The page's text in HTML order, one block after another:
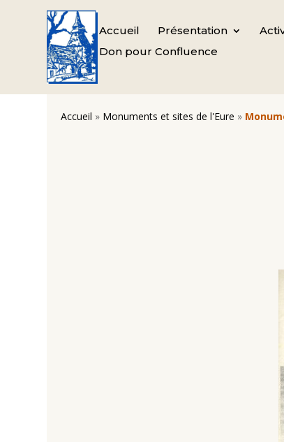
Accueil Présentation
Don pour Confluence
Accueil » Monuments et sites de l'Eure »